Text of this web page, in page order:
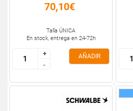
70,10€
Talla ÚNICA
En stock, entrega en 24-72h
+
-
+
-
AÑADIR